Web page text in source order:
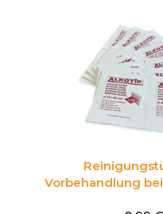
Vorbehandlung